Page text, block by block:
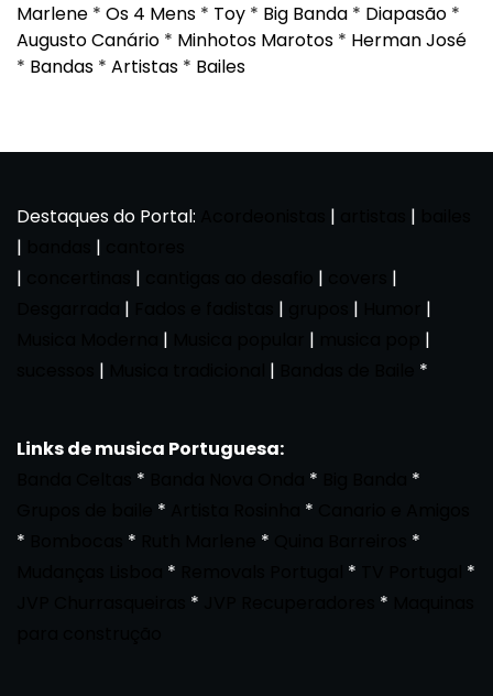
Marlene * Os 4 Mens * Toy * Big Banda * Diapasão *
Augusto Canário * Minhotos Marotos * Herman José
* Bandas * Artistas * Bailes
Destaques do Portal: | |
|
|
|
| |
|
| | |
|
| |
|
| | *
Links de musica Portuguesa:
* *
*
* *
*
* *
*
* *
*
* *